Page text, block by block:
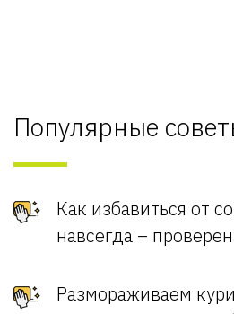
Популярные
Как избавиться от
навсегда –
Размораживаем